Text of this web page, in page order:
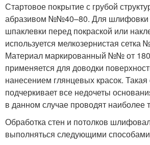
Стартовое покрытие с грубой
абразивом №№40–80. Для
шпаклевки перед покраской или
используется мелкозернистая
Материал маркированный №№ от
применяется для доводки
нанесением глянцевых красок. Такая
подчеркивает все недочеты
в данном случае проводят наиболее
Обработка стен и потолков
выполняться следующими